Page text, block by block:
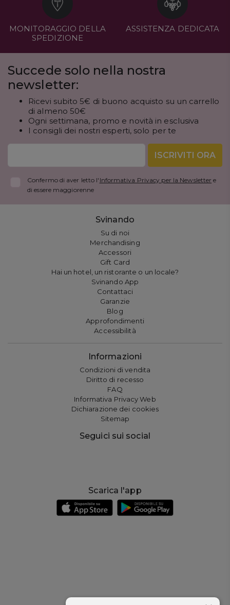
MONITORAGGIO DELLA
SPEDIZIONE
ASSISTENZA DEDICATA
Succede solo nella nostra
newsletter:
Ricevi subito 5€ di buono acquisto su un carrello
di almeno 50€
Ogni settimana, promo e novità in esclusiva
I consigli dei nostri esperti, solo per te
ISCRIVITI ORA
Confermo di aver letto l' Informativa Privacy per la Newsletter e
di essere maggiorenne
Svinando
Su di noi
Merchandising
Accessori
Gift Card
Hai un hotel, un ristorante o un locale?
Svinando App
Contattaci
Garanzie
Blog
Approfondimenti
Accessibilità
Informazioni
Condizioni di vendita
Diritto di recesso
FAQ
Informativa Privacy Web
Dichiarazione dei cookies
Sitemap
Seguici sui social
Scarica l'app